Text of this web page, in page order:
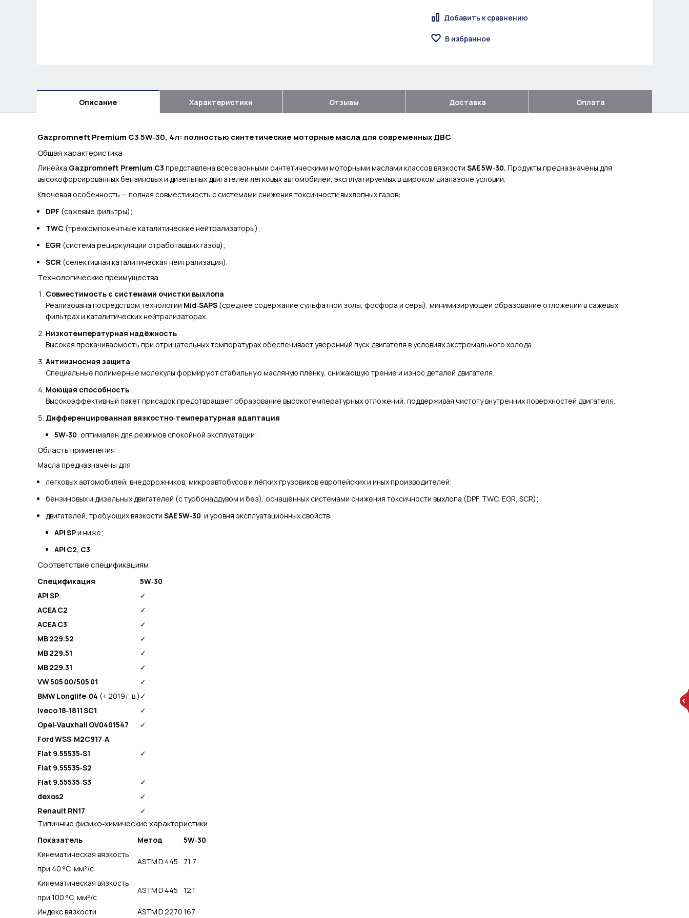
Добавить к сравнению
В избранное
Описание Характеристики Отзывы Доставка Оплата
Gazpromneft Premium C3 5W‑30, 4л: полностью синтетические моторные масла для современных ДВС
Общая характеристика
Линейка Gazpromneft Premium C3 представлена всесезонными синтетическими моторными маслами классов вязкости SAE 5W‑30. Продукты предназначены для
высокофорсированных бензиновых и дизельных двигателей легковых автомобилей, эксплуатируемых в широком диапазоне условий.
Ключевая особенность — полная совместимость с системами снижения токсичности выхлопных газов:
DPF (сажевые фильтры);
TWC (трёхкомпонентные каталитические нейтрализаторы);
EGR (система рециркуляции отработавших газов);
SCR (селективная каталитическая нейтрализация).
Технологические преимущества
Совместимость с системами очистки выхлопа
Реализована посредством технологии Mid‑SAPS (среднее содержание сульфатной золы, фосфора и серы), минимизирующей образование отложений в сажевых
фильтрах и каталитических нейтрализаторах.
Низкотемпературная надёжность
Высокая прокачиваемость при отрицательных температурах обеспечивает уверенный пуск двигателя в условиях экстремального холода.
Антиизносная защита
Специальные полимерные молекулы формируют стабильную масляную плёнку, снижающую трение и износ деталей двигателя.
Моющая способность
Высокоэффективный пакет присадок предотвращает образование высокотемпературных отложений, поддерживая чистоту внутренних поверхностей двигателя.
Дифференцированная вязкостно‑температурная адаптация
5W‑30: оптимален для режимов спокойной эксплуатации;
Область применения
Масла предназначены для:
легковых автомобилей, внедорожников, микроавтобусов и лёгких грузовиков европейских и иных производителей;
бензиновых и дизельных двигателей (с турбонаддувом и без), оснащённых системами снижения токсичности выхлопа (DPF, TWC, EGR, SCR);
двигателей, требующих вязкостиSAE 5W‑30 и уровня эксплуатационных свойств:
API SPи ниже;
API C2, C3
Соответствие спецификациям
Спецификация
5W‑30
API SP
✓
ACEA C2
✓
ACEA C3
✓
MB 229.52
✓
MB 229.51
✓
MB 229.31
✓
VW 505 00/505 01
✓
BMW Longlife‑04 (< 2019 г. в.) ✓
Iveco 18‑1811 SC1
✓
Opel‑Vauxhall OV0401547
✓
Ford WSS‑M2C917‑A
Fiat 9.55535‑S1
✓
Fiat 9.55535‑S2
Fiat 9.55535‑S3
✓
dexos2
✓
Renault RN17
✓
Типичные физико‑химические характеристики
Показатель Метод
5W‑30
Кинематическая вязкость
при 40 °C, мм²/с
ASTM D 445 71,7
Кинематическая вязкость
при 100 °C, мм²/с
ASTM D 445 12,1
Индекс вязкости ASTM D 2270167